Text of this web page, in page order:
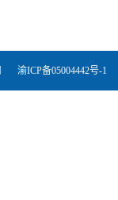
渝ICP备05004442号-1